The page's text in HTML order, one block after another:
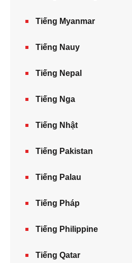
Tiếng Myanmar
Tiếng Nauy
Tiếng Nepal‎
Tiếng Nga
Tiếng Nhật
Tiếng Pakistan
Tiếng Palau
Tiếng Pháp
Tiếng Philippine
Tiếng Qatar